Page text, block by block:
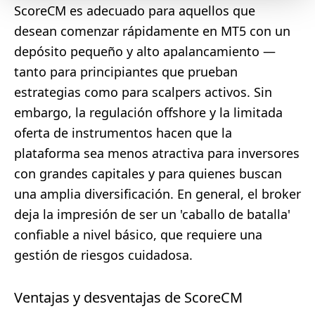
ScoreCM es adecuado para aquellos que
desean comenzar rápidamente en MT5 con un
depósito pequeño y alto apalancamiento —
tanto para principiantes que prueban
estrategias como para scalpers activos. Sin
embargo, la regulación offshore y la limitada
oferta de instrumentos hacen que la
plataforma sea menos atractiva para inversores
con grandes capitales y para quienes buscan
una amplia diversificación. En general, el broker
deja la impresión de ser un 'caballo de batalla'
confiable a nivel básico, que requiere una
gestión de riesgos cuidadosa.
Ventajas y desventajas de ScoreCM